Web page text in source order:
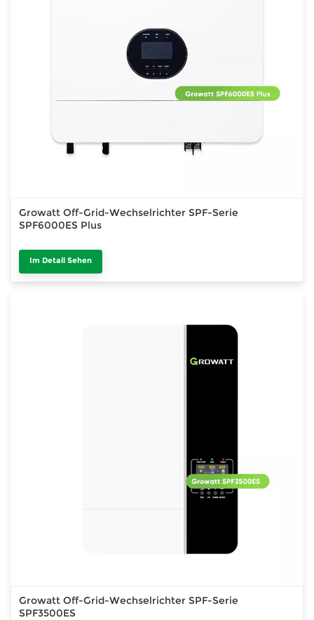
Growatt Off-Grid-Wechselrichter SPF-Serie
SPF6000ES Plus
Im Detail Sehen
Growatt Off-Grid-Wechselrichter SPF-Serie
SPF3500ES